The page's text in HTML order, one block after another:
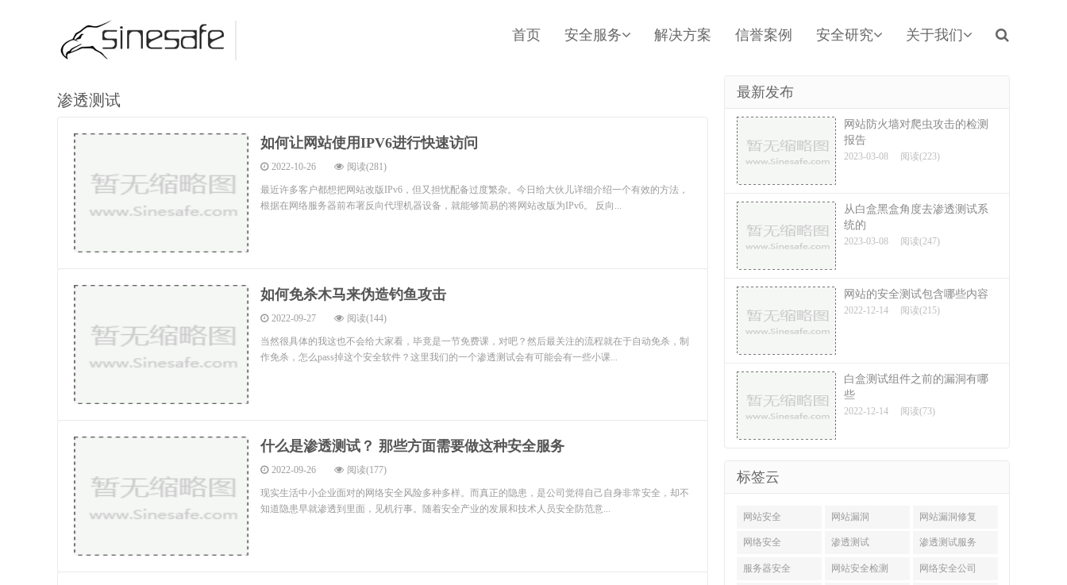
首页 安全服务 解决方案 信誉案例 安全研究 关于我们
渗透测试
如何让网站使用IPV6进行快速访问
2022-10-26 阅读(281)
最近许多客户都想把网站改版IPv6，但又担忧配备过度繁杂。今日给大伙儿详细介绍一个有效的方法，
根据在网络服务器前布署反向代理机器设备，就能够简易的将网站改版为IPv6。 反向...
如何免杀木马来伪造钓鱼攻击
2022-09-27 阅读(144)
当然很具体的我这也不会给大家看，毕竟是一节免费课，对吧？然后最关注的流程就在于自动免杀，制
作免杀，怎么pass掉这个安全软件？这里我们的一个渗透测试会有可能会有一些小课...
什么是渗透测试？ 那些方面需要做这种安全服务
2022-09-26 阅读(177)
现实生活中小企业面对的网络安全风险多种多样。而真正的隐患，是公司觉得自己自身非常安全，却不
知道隐患早就渗透到里面，见机行事。随着安全产业的发展和技术人员安全防范意...
最新发布
网站防火墙对爬虫攻击的检测
报告
2023-03-08 阅读(223)
从白盒黑盒角度去渗透测试系
统的
2023-03-08 阅读(247)
网站的安全测试包含哪些内容
2022-12-14 阅读(215)
白盒测试组件之前的漏洞有哪
些
2022-12-14 阅读(73)
标签云
网站安全 网站漏洞 网站漏洞修复
网络安全 渗透测试 渗透测试服务
服务器安全 网站安全检测 网络安全公司